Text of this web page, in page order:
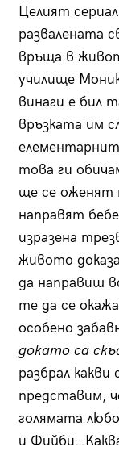
Целият
развалената
връща в
училище
винаги е бил
връзката им
това ги
ще се оженят
направят
изразена
живото
да направиш
те да се
особено
докато са
разбрал
представим,
голямата
и